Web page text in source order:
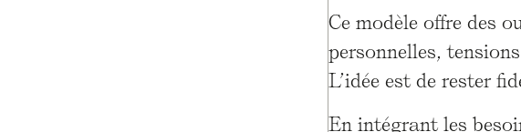
Ce modèle offre des
personnelles,
L’idée est de rester
En intégrant les